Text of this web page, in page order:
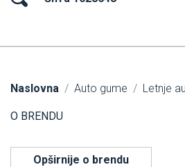
Naslovna Auto gume Letnje
O BRENDU
Opširnije o brendu